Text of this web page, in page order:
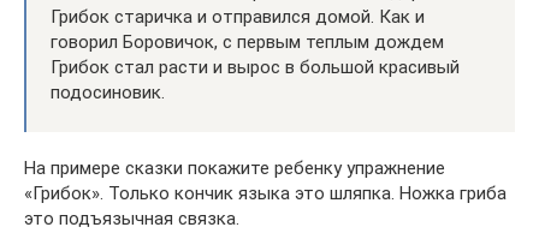
Грибок старичка и отправился домой. Как и
говорил Боровичок, с первым теплым дождем
Грибок стал расти и вырос в большой красивый
подосиновик.
На примере сказки покажите ребенку упражнение
«Грибок». Только кончик языка это шляпка. Ножка гриба
это подъязычная связка.